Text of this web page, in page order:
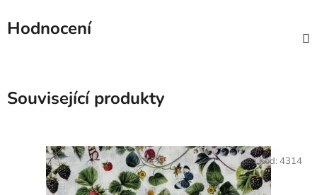
Hodnocení
Související produkty
Kód: 4314